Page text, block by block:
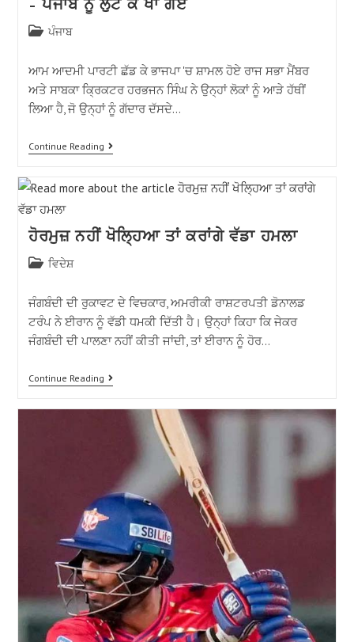
– ਪੰਜਾਬ ਨੂੰ ਲੁੱਟ ਕੇ ਖਾ ਗਏ
ਪੰਜਾਬ
ਆਮ ਆਦਮੀ ਪਾਰਟੀ ਛੱਡ ਕੇ ਭਾਜਪਾ 'ਚ ਸ਼ਾਮਲ ਹੋਏ ਰਾਜ ਸਭਾ ਮੈਂਬਰ
ਅਤੇ ਸਾਬਕਾ ਕ੍ਰਿਕਟਰ ਹਰਭਜਨ ਸਿੰਘ ਨੇ ਉਨ੍ਹਾਂ ਲੋਕਾਂ ਨੂੰ ਆੜੇ ਹੱਥੀਂ
ਲਿਆ ਹੈ, ਜੋ ਉਨ੍ਹਾਂ ਨੂੰ ਗੱਦਾਰ ਦੱਸਦੇ…
Continue Reading
ਹੋਰਮੁਜ਼ ਨਹੀਂ ਖੋਲ੍ਹਿਆ ਤਾਂ ਕਰਾਂਗੇ ਵੱਡਾ ਹਮਲਾ
ਵਿਦੇਸ਼
ਜੰਗਬੰਦੀ ਦੀ ਰੁਕਾਵਟ ਦੇ ਵਿਚਕਾਰ, ਅਮਰੀਕੀ ਰਾਸ਼ਟਰਪਤੀ ਡੋਨਾਲਡ
ਟਰੰਪ ਨੇ ਈਰਾਨ ਨੂੰ ਵੱਡੀ ਧਮਕੀ ਦਿੱਤੀ ਹੈ। ਉਨ੍ਹਾਂ ਕਿਹਾ ਕਿ ਜੇਕਰ
ਜੰਗਬੰਦੀ ਦੀ ਪਾਲਣਾ ਨਹੀਂ ਕੀਤੀ ਜਾਂਦੀ, ਤਾਂ ਈਰਾਨ ਨੂੰ ਹੋਰ…
Continue Reading